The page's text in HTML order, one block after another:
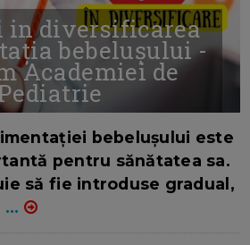
in diversificarea
bebelușului -
Academiei de
bebelușului este
pentru sănătatea sa.
să fie introduse gradual,
...